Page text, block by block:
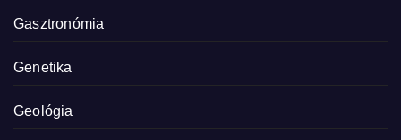
Gasztronómia
Genetika
Geológia